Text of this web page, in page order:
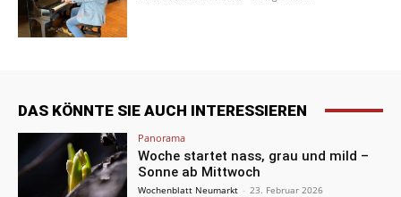
DAS KÖNNTE SIE AUCH INTERESSIEREN
Panorama
Woche startet nass, grau und mild –
Sonne ab Mittwoch
Wochenblatt Neumarkt - 23. Februar 2026